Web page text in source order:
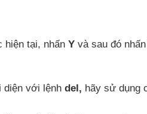
hiện tại, nhấn Y và sau đó nhấn
diện với lệnh del, hãy sử dụng